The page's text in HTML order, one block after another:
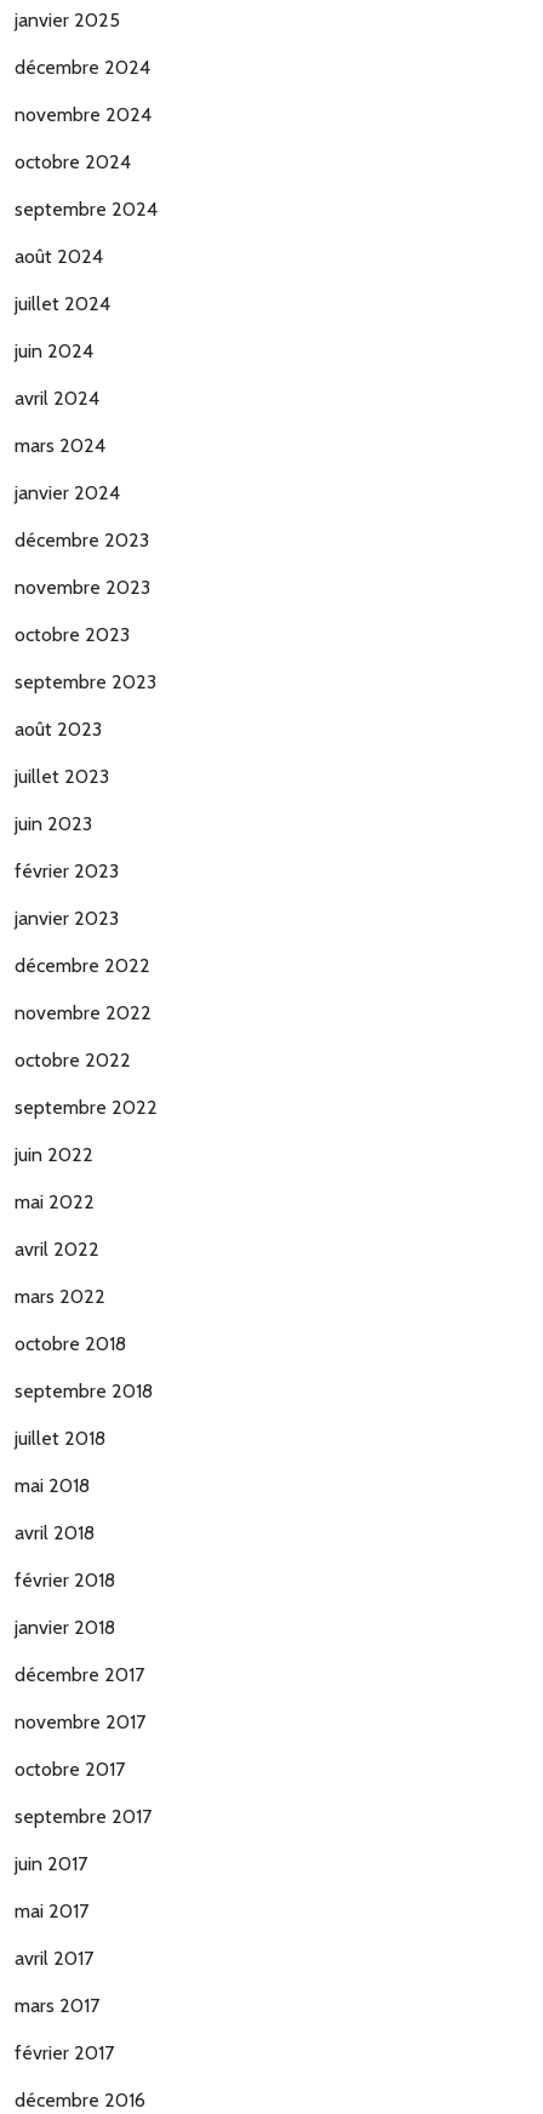
janvier 2025
décembre 2024
novembre 2024
octobre 2024
septembre 2024
août 2024
juillet 2024
juin 2024
avril 2024
mars 2024
janvier 2024
décembre 2023
novembre 2023
octobre 2023
septembre 2023
août 2023
juillet 2023
juin 2023
février 2023
janvier 2023
décembre 2022
novembre 2022
octobre 2022
septembre 2022
juin 2022
mai 2022
avril 2022
mars 2022
octobre 2018
septembre 2018
juillet 2018
mai 2018
avril 2018
février 2018
janvier 2018
décembre 2017
novembre 2017
octobre 2017
septembre 2017
juin 2017
mai 2017
avril 2017
mars 2017
février 2017
décembre 2016